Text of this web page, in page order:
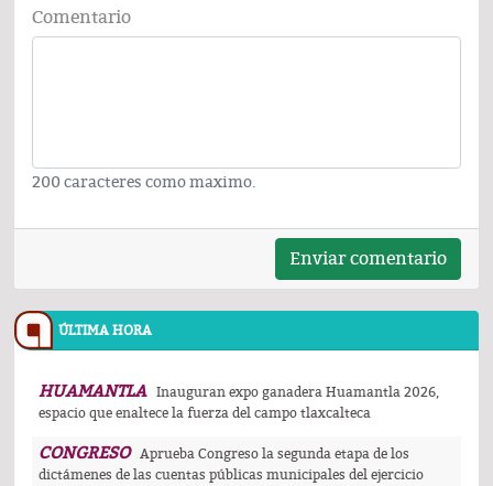
Comentario
200 caracteres como maximo.
Enviar comentario
ÚLTIMA HORA
HUAMANTLA
Inauguran expo ganadera Huamantla 2026,
espacio que enaltece la fuerza del campo tlaxcalteca
CONGRESO
Aprueba Congreso la segunda etapa de los
dictámenes de las cuentas públicas municipales del ejercicio